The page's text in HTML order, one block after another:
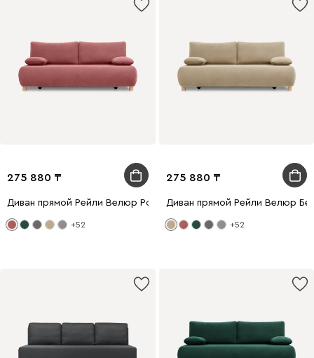
275 880
Диван прямой Рейли Велюр Розовый
+52
275 880
Диван прямой Рейли Велюр
+52